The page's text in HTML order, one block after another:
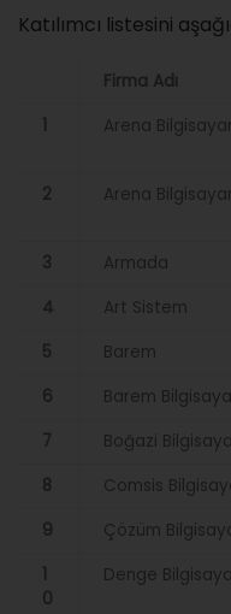
Katılımcı listesini
Firma Adı
Arena Bilgisayar
2
Arena Bilgisayar
3
Armada
4
Art Sistem
5
Barem
6
Barem
7
Boğazi
8
Comsis
9
Çözüm
0
Denge